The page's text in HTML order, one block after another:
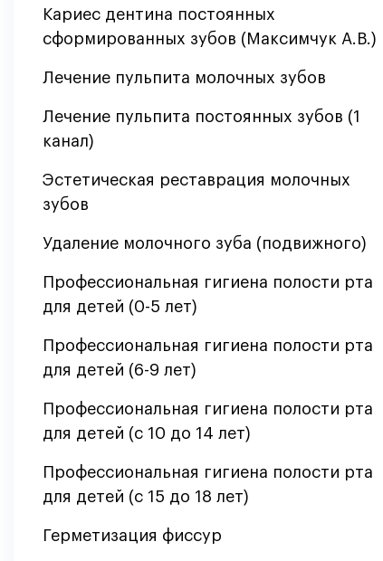
Кариес дентина постоянных
сформированных зубов (Максимчук А.В.)
Лечение пульпита молочных зубов
Лечение пульпита постоянных зубов (1
канал)
Эстетическая реставрация молочных
зубов
Удаление молочного зуба (подвижного)
Профессиональная гигиена полости рта
для детей (0-5 лет)
Профессиональная гигиена полости рта
для детей (6-9 лет)
Профессиональная гигиена полости рта
для детей (с 10 до 14 лет)
Профессиональная гигиена полости рта
для детей (с 15 до 18 лет)
Герметизация фиссур